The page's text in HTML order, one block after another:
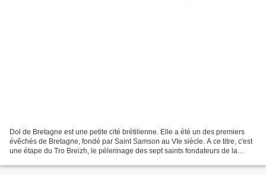
Dol de Bretagne est une petite cité brétilienne. Elle a été un des premiers
évêchés de Bretagne, fondé par Saint Samson au VIe siècle. A ce titre, c'est
une étape du Tro Breizh, le pélerinage des sept saints fondateurs de la